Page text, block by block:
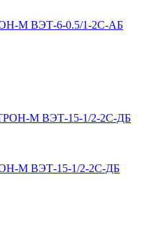
М ВЭТ-6-0.5/1-2С-АБ
М ВЭТ-15-1/2-2С-ДБ